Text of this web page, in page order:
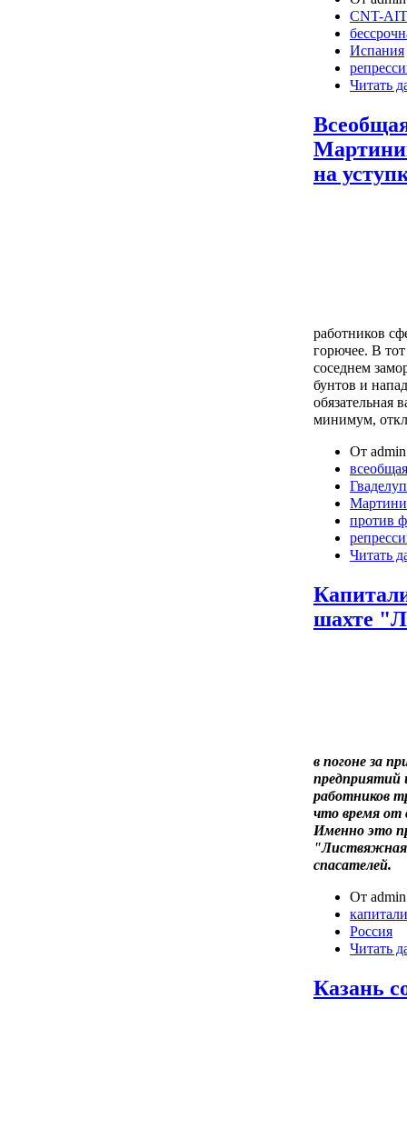
CNT-
Испания
Читать
на
работников
горючее. В тот
соседнем
бунтов и
обязательная
минимум,
От
против
Читать
шахте
в погоне за
работников
что время от
Именно это
"Листвяжная"
спасателей.
От
Россия
Читать
Казань